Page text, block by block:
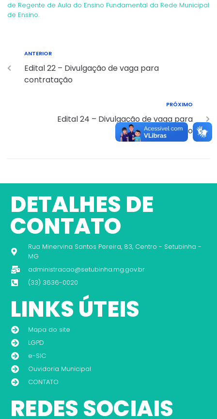
de Regente de Aula do Ensino Fundamental da Rede Municipal
de Ensino.
ANTERIOR
Edital 22 – Divulgação de vaga para
contratação
PRÓXIMO
Edital 24 – Divulgação de vaga para
contratação
DETALHES DE
CONTATO
Rua Minervina Santos Pereira, 83, Centro - Setubinha -
MG
administracao@setubinha.mg.gov.br
(33) 3636-0020
LINKS ÚTEIS
Mapa do site
LGPD
e-SIC
Ouvidoria Municipal
CONTATO
REDES SOCIAIS